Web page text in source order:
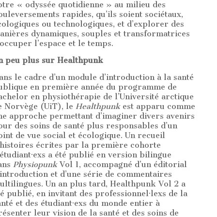
« odyssée quotidienne » au milieu des
rapides, qu’ils soient sociétaux,
ou technologiques, et d’explorer des
dynamiques, souples et transformatrices
l’espace et le temps.
peu plus sur Healthpunk
le cadre d’un module d’introduction à la santé
en première année du programme de
en physiothérapie de l’Université arctique
Norvège (UiT), le Healthpunkest apparu comme
approche permettant d’imaginer divers avenirs
des soins de santé plus responsables d’un
de vue social et écologique. Un recueil
écrites par la première cohorte
a été publié en version bilingue
PhysiopunkVol 1, accompagné d’un éditorial
et d’une série de commentaires
Un an plus tard, Healthpunk Vol 2 a
publié, en invitant des professionnel·lexs de la
et des étudiant·exs du monde entier à
leur vision de la santé et des soins de